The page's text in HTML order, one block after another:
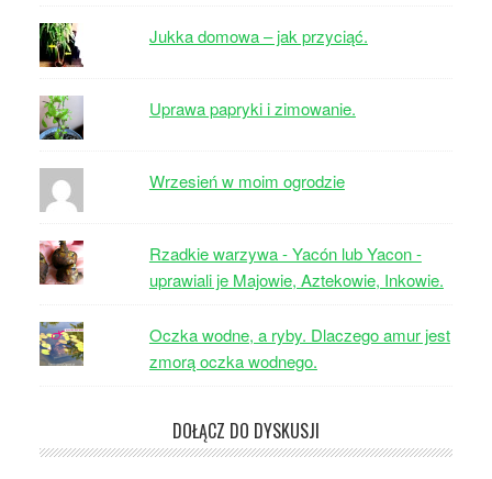
Jukka domowa – jak przyciąć.
Uprawa papryki i zimowanie.
Wrzesień w moim ogrodzie
Rzadkie warzywa - Yacón lub Yacon -
uprawiali je Majowie, Aztekowie, Inkowie.
Oczka wodne, a ryby. Dlaczego amur jest
zmorą oczka wodnego.
DOŁĄCZ DO DYSKUSJI